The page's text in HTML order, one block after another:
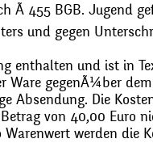
455 BGB. Jugend
und gegen
enthalten und ist in
Ware gegenÃ¼ber
Absendung. Die
von 40,00 Euro
werden die